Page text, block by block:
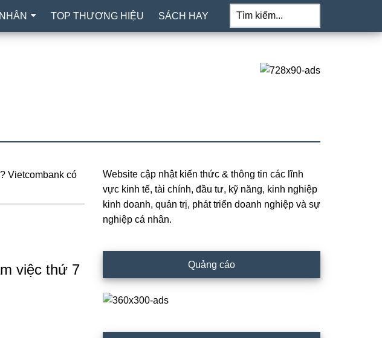
TOP THƯƠNG HIỆU SÁCH HAY
Tìm
kiếm...
Vietcombank có
việc thứ 7
Primary
Sidebar
Website cập nhật kiến thức & thông tin các lĩnh
vực kinh tế, tài chính, đầu tư, kỹ năng, kinh nghiệp
kinh doanh, quản trị, phát triển doanh nghiệp và sự
nghiệp cá nhân.
Quảng cáo